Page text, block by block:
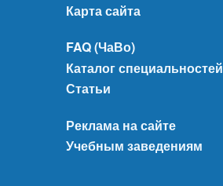
Карта сайта
FAQ (ЧаВо)
Каталог специальностей
Статьи
Реклама на сайте
Учебным заведениям